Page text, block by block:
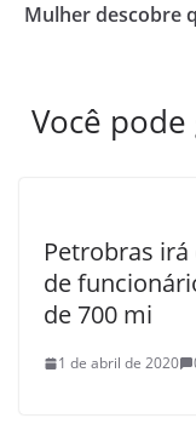
Mulher descobre
Você
Petrobras
de
de 700 mi
1 de abril de 2020